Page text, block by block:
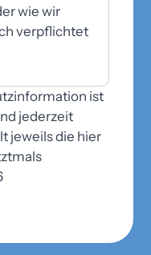
wie wir
verpflichtet
ist
jederzeit
jeweils die hier